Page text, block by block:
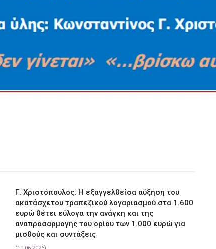
Γ. Χριστόπουλος: Η εξαγγελθείσα αύξηση του
ακατάσχετου τραπεζικού λογαριασμού στα 1.600
ευρώ θέτει εύλογα την ανάγκη και της
αναπροσαρμογής του ορίου των 1.000 ευρώ για
μισθούς και συντάξεις